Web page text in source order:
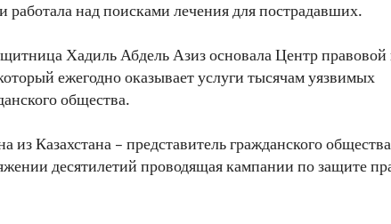
работала над поисками лечения для пострадавших.
Хадиль Абдель Азиз основала Центр
ежегодно оказывает услуги тысячам уязвимых
общества.
из Казахстана – представитель гражданского
десятилетий проводящая кампании по защите